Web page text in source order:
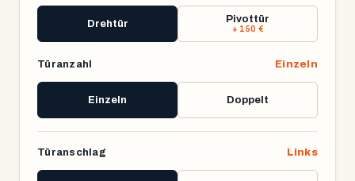
Drehtür Pivottür
+ 150 €
Türanzahl Einzeln
Einzeln Doppelt
Türanschlag Links